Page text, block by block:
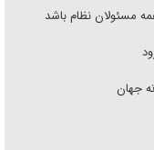
مسئولان نظام باشد
جهان